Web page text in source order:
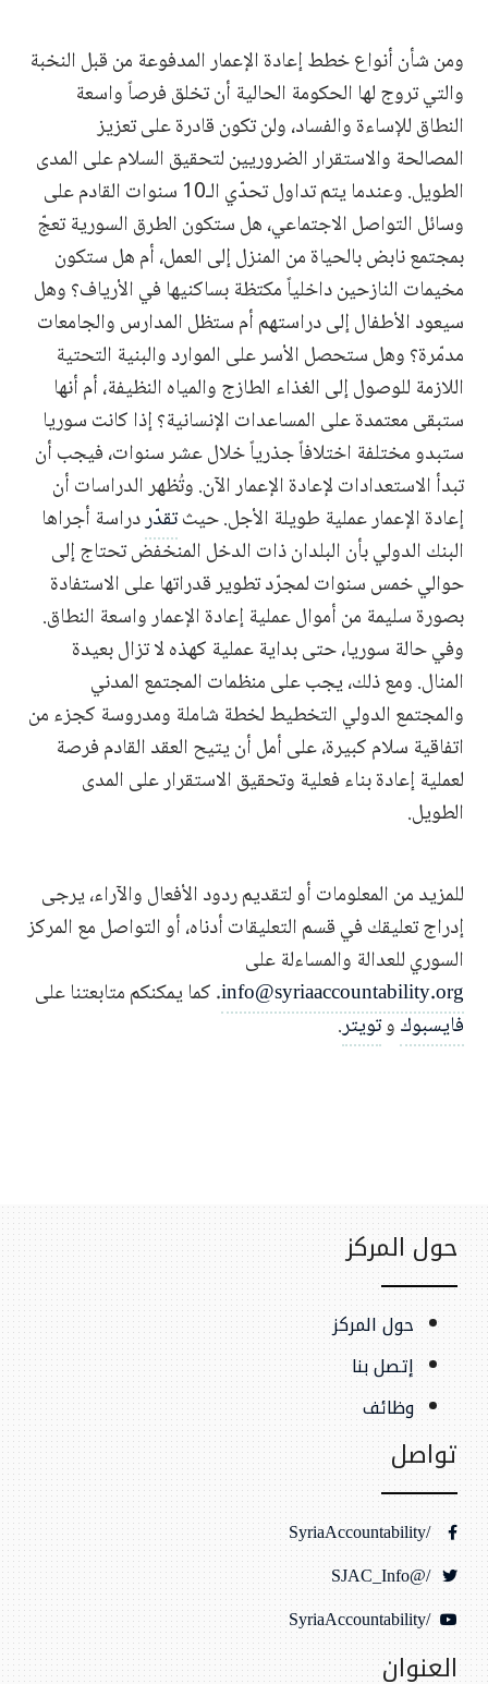
ومن شأن أنواع خطط إعادة الإعمار المدفوعة من قبل النخبة
والتي تروج لها الحكومة الحالية أن تخلق فرصاً واسعة
النطاق للإساءة والفساد، ولن تكون قادرة على تعزيز
المصالحة والاستقرار الضروريين لتحقيق السلام على المدى
الطويل. وعندما يتم تداول تحدّي الـ10 سنوات القادم على
وسائل التواصل الاجتماعي، هل ستكون الطرق السورية تعجّ
بمجتمع نابض بالحياة من المنزل إلى العمل، أم هل ستكون
مخيمات النازحين داخلياً مكتظة بساكنيها في الأرياف؟ وهل
سيعود الأطفال إلى دراستهم أم ستظل المدارس والجامعات
مدمّرة؟ وهل ستحصل الأسر على الموارد والبنية التحتية
اللازمة للوصول إلى الغذاء الطازج والمياه النظيفة، أم أنها
ستبقى معتمدة على المساعدات الإنسانية؟ إذا كانت سوريا
ستبدو مختلفة اختلافاً جذرياً خلال عشر سنوات، فيجب أن
تبدأ الاستعدادات لإعادة الإعمار الآن. وتُظهر الدراسات أن
إعادة الإعمار عملية طويلة الأجل. حيثتقدّردراسة أجراها
البنك الدولي بأن البلدان ذات الدخل المنخفض تحتاج إلى
حوالي خمس سنوات لمجرّد تطوير قدراتها على الاستفادة
بصورة سليمة من أموال عملية إعادة الإعمار واسعة النطاق.
وفي حالة سوريا، حتى بداية عملية كهذه لا تزال بعيدة
المنال. ومع ذلك، يجب على منظمات المجتمع المدني
والمجتمع الدولي التخطيط لخطة شاملة ومدروسة كجزء من
اتفاقية سلام كبيرة، على أمل أن يتيح العقد القادم فرصة
لعملية إعادة بناء فعلية وتحقيق الاستقرار على المدى
الطويل.
للمزيد من المعلومات أو لتقديم ردود الأفعال والآراء، يرجى
إدراج تعليقك في قسم التعليقات أدناه، أو التواصل مع المركز
السوري للعدالة والمساءلة على
info@syriaaccountability.org. كما يمكنكم متابعتنا على
فايسبوكوتويتر.
حول المركز
حول المركز
إتصل بنا
وظائف
تواصل
/SyriaAccountability
/@SJAC_Info
/SyriaAccountability
العنوان